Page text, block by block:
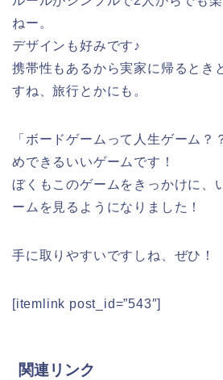
ねー。
デザインも好みです♪
携帯性もあるから実家に帰るとき
すね、旅行とかにも。
「ボードゲームって人生ゲーム？
めできるいいゲームです！
ぼくもこのゲームをきっかけに、
ームを見るようになりました！
手に取りやすいですしね、ぜひ！
[itemlink post_id=”543″]
関連リンク